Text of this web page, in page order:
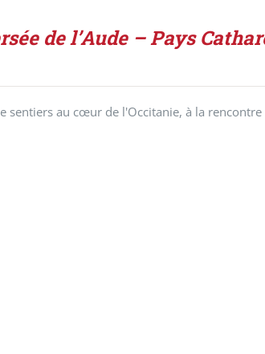
de l’Aude – Pays
sentiers au cœur de l'Occitanie, à la